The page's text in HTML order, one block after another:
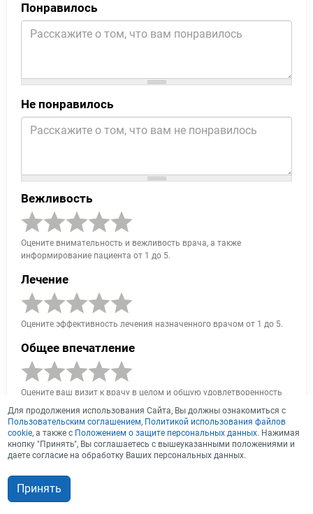
Понравилось
Не понравилось
Вежливость
Оцените внимательность и вежливость врача, а также
информирование пациента от 1 до 5.
Лечение
Оцените эффективность лечения назначенного врачом от 1 до 5.
Общее впечатление
Оцените ваш визит к врачу в целом и общую удовлетворенность
Сохранить
Для продолжения использования Сайта, Вы должны ознакомиться с
Пользовательским соглашением, Политикой использования файлов
cookie, а также с Положением о защите персональных данных. Нажимая
кнопку "Принять", Вы соглашаетесь с вышеуказанными положениями и
даете согласие на обработку Ваших персональных данных.
Принять